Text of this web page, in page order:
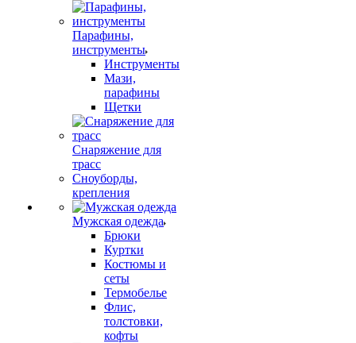
Парафины,
инструменты
Инструменты
Мази,
парафины
Щетки
Снаряжение для
трасс
Сноуборды,
крепления
Мужская одежда
Брюки
Куртки
Костюмы и
сеты
Термобелье
Флис,
толстовки,
кофты